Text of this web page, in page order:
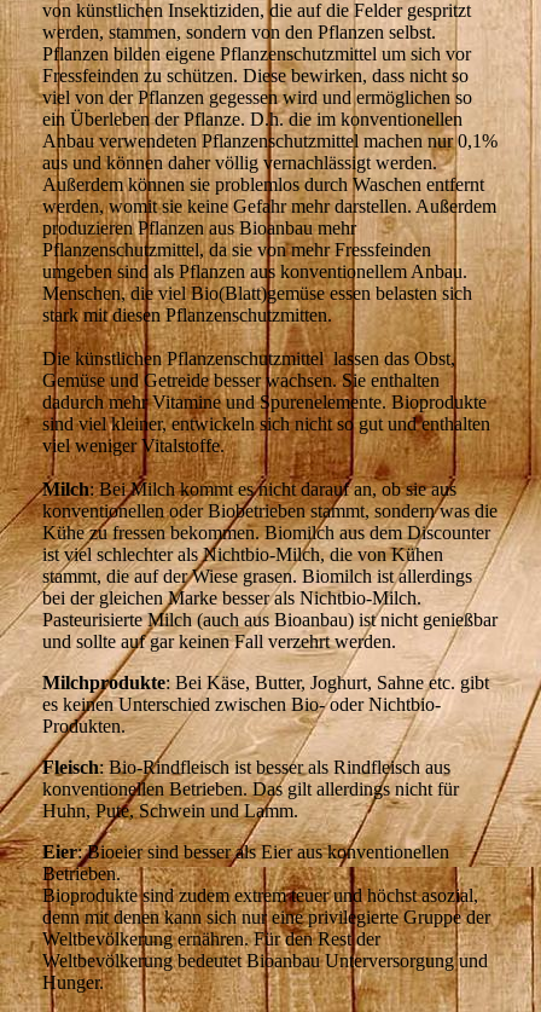
von künstlichen Insektiziden, die auf die Felder gespritzt
werden, stammen, sondern von den Pflanzen selbst.
Pflanzen bilden eigene Pflanzenschutzmittel um sich vor
Fressfeinden zu schützen. Diese bewirken, dass nicht so
viel von der Pflanzen gegessen wird und ermöglichen so
ein Überleben der Pflanze. D.h. die im konventionellen
Anbau verwendeten Pflanzenschutzmittel machen nur 0,1%
aus und können daher völlig vernachlässigt werden.
Außerdem können sie problemlos durch Waschen entfernt
werden, womit sie keine Gefahr mehr darstellen. Außerdem
produzieren Pflanzen aus Bioanbau mehr
Pflanzenschutzmittel, da sie von mehr Fressfeinden
umgeben sind als Pflanzen aus konventionellem Anbau.
Menschen, die viel Bio(Blatt)gemüse essen belasten sich
stark mit diesen Pflanzenschutzmitten.
Die künstlichen Pflanzenschutzmittel lassen das Obst,
Gemüse und Getreide besser wachsen. Sie enthalten
dadurch mehr Vitamine und Spurenelemente. Bioprodukte
sind viel kleiner, entwickeln sich nicht so gut und enthalten
viel weniger Vitalstoffe.
Milch: Bei Milch kommt es nicht darauf an, ob sie aus
konventionellen oder Biobetrieben stammt, sondern was die
Kühe zu fressen bekommen. Biomilch aus dem Discounter
ist viel schlechter als Nichtbio-Milch, die von Kühen
stammt, die auf der Wiese grasen. Biomilch ist allerdings
bei der gleichen Marke besser als Nichtbio-Milch.
Pasteurisierte Milch (auch aus Bioanbau) ist nicht genießbar
und sollte auf gar keinen Fall verzehrt werden.
Milchprodukte: Bei Käse, Butter, Joghurt, Sahne etc. gibt
es keinen Unterschied zwischen Bio- oder Nichtbio-
Produkten.
Fleisch: Bio-Rindfleisch ist besser als Rindfleisch aus
konventionellen Betrieben. Das gilt allerdings nicht für
Huhn, Pute, Schwein und Lamm.
Eier: Bioeier sind besser als Eier aus konventionellen
Betrieben.
Bioprodukte sind zudem extrem teuer und höchst asozial,
denn mit denen kann sich nur eine privilegierte Gruppe der
Weltbevölkerung ernähren. Für den Rest der
Weltbevölkerung bedeutet Bioanbau Unterversorgung und
Hunger.